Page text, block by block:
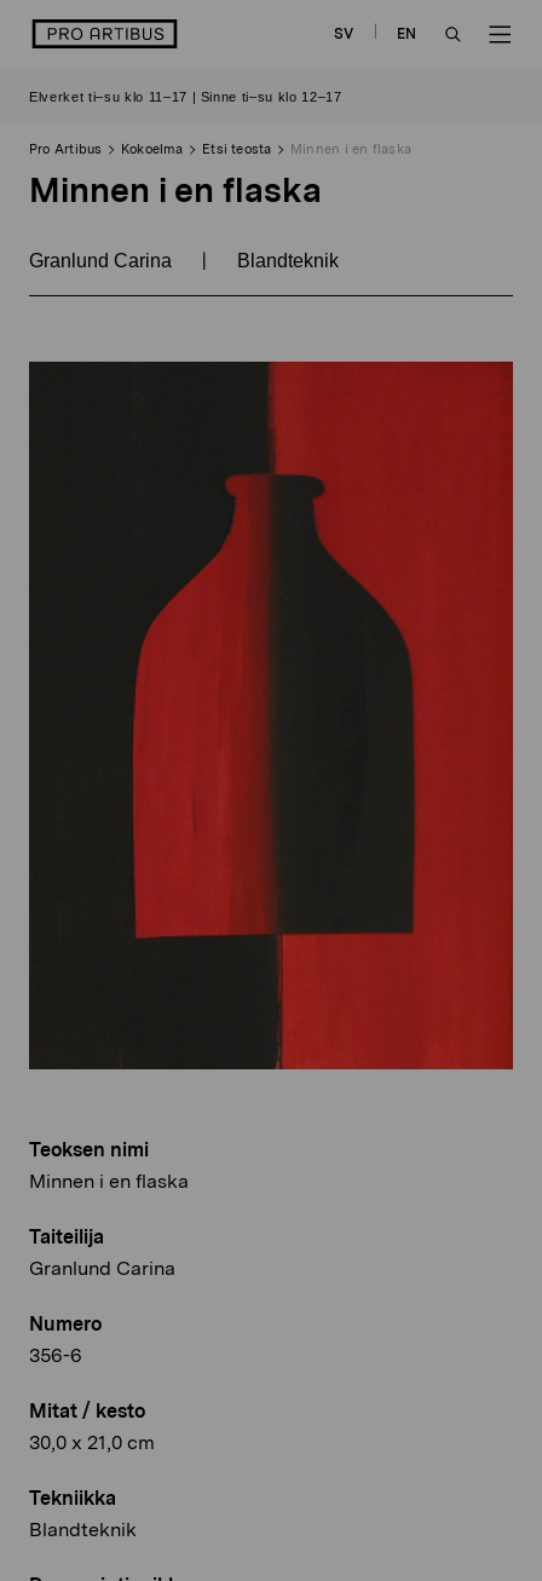
sisältöön
logo SV
EN
Elverket ti–su klo 11–17 | Sinne ti–su klo 12–17
Pro Artibus Kokoelma Etsi teosta Minnen i en flaska
Minnen i en flaska
Granlund Carina | Blandteknik
Teoksen nimi
Minnen i en flaska
Taiteilija
Granlund Carina
Numero
356-6
Mitat / kesto
30,0 x 21,0 cm
Tekniikka
Blandteknik